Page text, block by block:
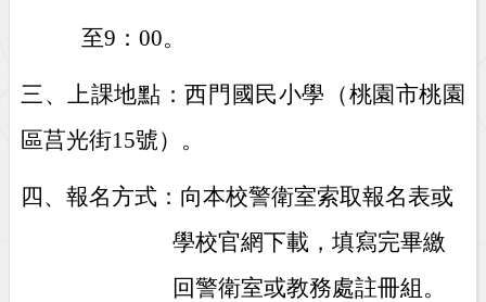
至9 ：00。
三、上課地點：西門國民小學（桃園市桃園
區莒光街15號）。
四、報名方式：向本校警衛室索取報名表或
學校官網下載，填寫完畢繳
回警衛室或教務處註冊組。